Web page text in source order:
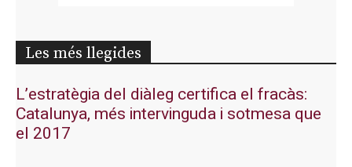
Les més llegides
L’estratègia del diàleg certifica el fracàs:
Catalunya, més intervinguda i sotmesa que
el 2017